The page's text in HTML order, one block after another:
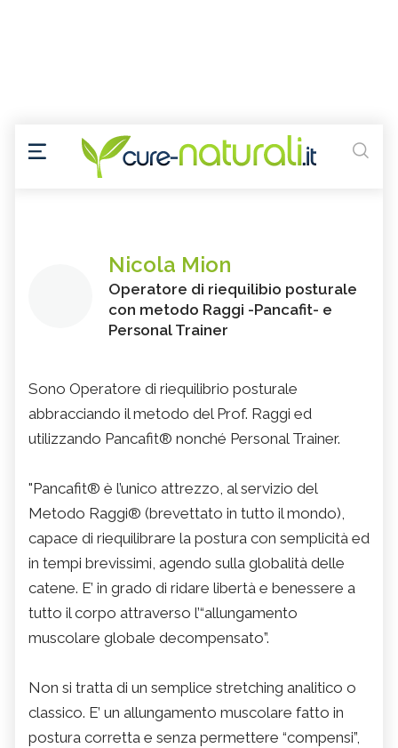
Nicola Mion
Operatore di riequilibio posturale
con metodo Raggi -Pancafit- e
Personal Trainer
Sono Operatore di riequilibrio posturale
abbracciando il metodo del Prof. Raggi ed
utilizzando Pancafit® nonché Personal Trainer.
"Pancafit® è l’unico attrezzo, al servizio del
Metodo Raggi® (brevettato in tutto il mondo),
capace di riequilibrare la postura con semplicità ed
in tempi brevissimi, agendo sulla globalità delle
catene. E’ in grado di ridare libertà e benessere a
tutto il corpo attraverso l’“allungamento
muscolare globale decompensato”.
Non si tratta di un semplice stretching analitico o
classico. E’ un allungamento muscolare fatto in
postura corretta e senza permettere “compensi”,